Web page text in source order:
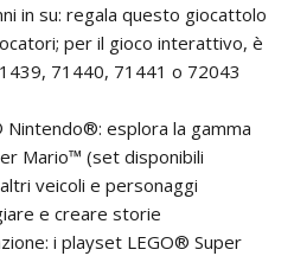
in su: regala questo giocattolo
per il gioco interattivo, è
71440, 71441 o 72043
Nintendo®: esplora la gamma
Mario™ (set disponibili
veicoli e personaggi
e creare storie
i playset LEGO® Super